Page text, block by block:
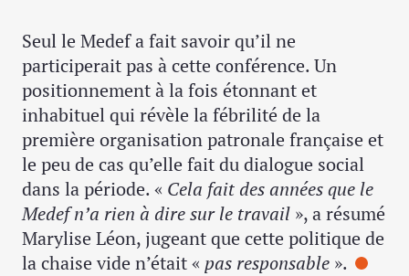
Seul le Medef a fait savoir qu’il ne
participerait pas à cette conférence. Un
positionnement à la fois étonnant et
inhabituel qui révèle la fébrilité de la
première organisation patronale française et
le peu de cas qu’elle fait du dialogue social
dans la période. « Cela fait des années que le
Medef n’a rien à dire sur le travail », a résumé
Marylise Léon, jugeant que cette politique de
la chaise vide n’était « pas responsable ».